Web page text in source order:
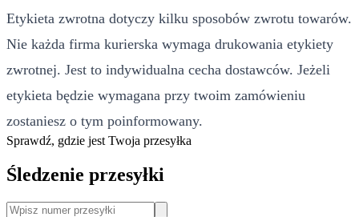
Etykieta zwrotna dotyczy kilku sposobów zwrotu towarów.
Nie każda firma kurierska wymaga drukowania etykiety
zwrotnej. Jest to indywidualna cecha dostawców. Jeżeli
etykieta będzie wymagana przy twoim zamówieniu
zostaniesz o tym poinformowany.
Sprawdź, gdzie jest Twoja przesyłka
Śledzenie przesyłki